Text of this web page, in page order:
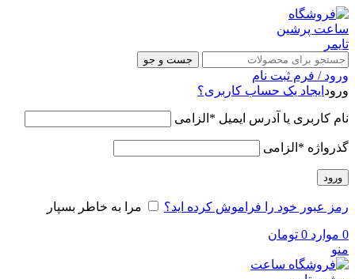
جست و جو
ورود / فرم ثبت نام
ورود ایجاد یک حساب کاربری؟
نام کاربری یا آدرس ایمیل * الزامی
گذرواژه * الزامی
ورود
رمز عبور خود را فراموش کرده اید؟ مرا به خاطر بسپار
0 موارد 0 تومان
منو